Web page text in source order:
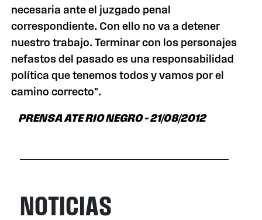
necesaria ante el juzgado penal
correspondiente. Con ello no va a detener
nuestro trabajo. Terminar con los personajes
nefastos del pasado es una responsabilidad
política que tenemos todos y vamos por el
camino correcto".
PRENSA ATE RIO NEGRO – 21/08/2012
NOTICIAS